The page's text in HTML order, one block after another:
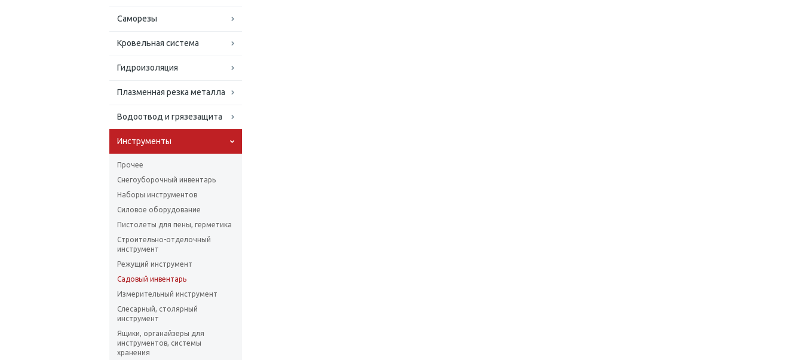
Саморезы
Кровельная система
Гидроизоляция
Плазменная резка металла
Водоотвод и грязезащита
Инструменты
Прочее
Снегоуборочный инвентарь
Наборы инструментов
Силовое оборудование
Пистолеты для пены, герметика
Строительно-отделочный
инструмент
Режущий инструмент
Садовый инвентарь
Измерительный инструмент
Слесарный, столярный
инструмент
Ящики, органайзеры для
инструментов, системы
хранения